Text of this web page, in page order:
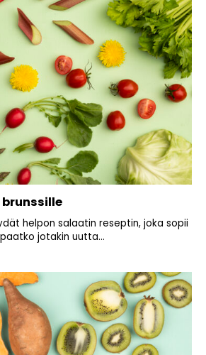
helpon salaatin reseptin, joka sopii
jotakin uutta...